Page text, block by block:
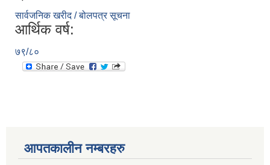
सार्वजनिक खरीद / बोलपत्र सूचना
आर्थिक वर्ष:
७९/८०
आपतकालीन नम्बरहरु